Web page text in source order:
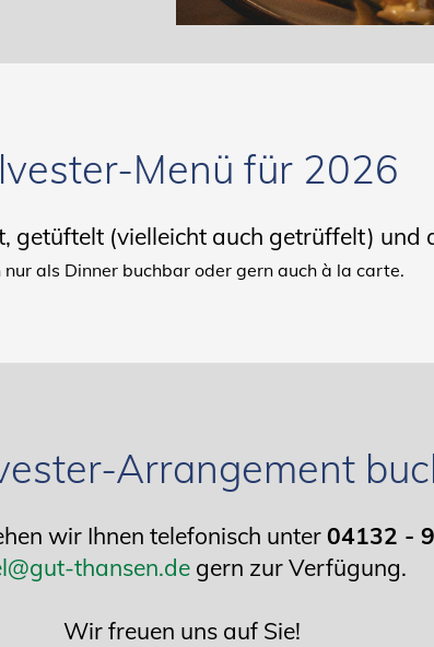
Menü für 2026
getüftelt (vielleicht auch getrüffelt) und
nur als Dinner buchbar oder gern auch à la carte.
Arrangement
wir Ihnen telefonisch unter04132 -
thansen.de gern zur Verfügung.
Wir freuen uns auf Sie!